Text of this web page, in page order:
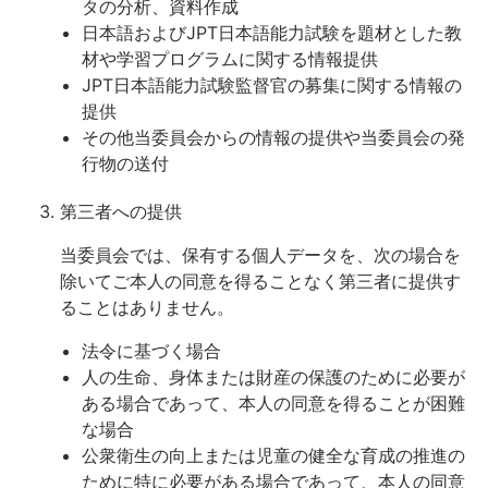
タの分析、資料作成
日本語およびJPT日本語能力試験を題材とした教
材や学習プログラムに関する情報提供
JPT日本語能力試験監督官の募集に関する情報の
提供
その他当委員会からの情報の提供や当委員会の発
行物の送付
第三者への提供
当委員会では、保有する個人データを、次の場合を
除いてご本人の同意を得ることなく第三者に提供す
ることはありません。
法令に基づく場合
人の生命、身体または財産の保護のために必要が
ある場合であって、本人の同意を得ることが困難
な場合
公衆衛生の向上または児童の健全な育成の推進の
ために特に必要がある場合であって、本人の同意